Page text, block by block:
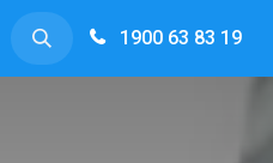
1900 63 83 19